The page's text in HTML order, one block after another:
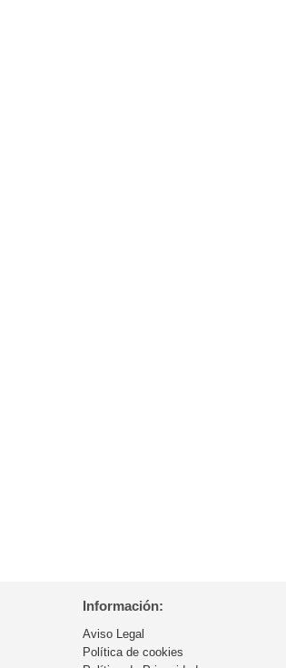
Información:
Aviso Legal
Política de cookies